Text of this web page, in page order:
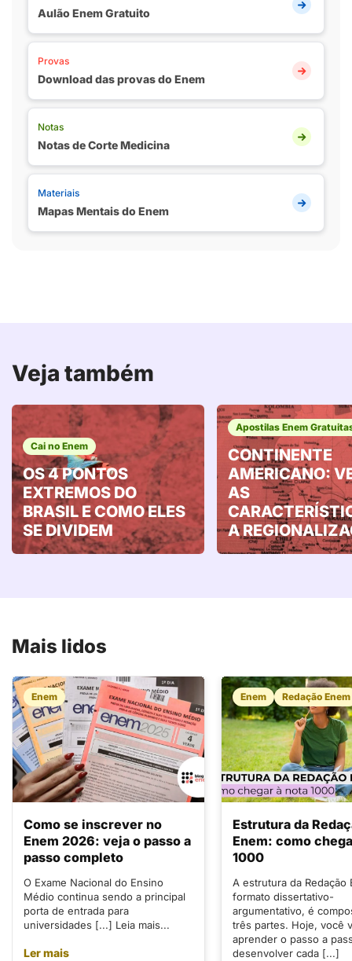
Aulão Enem Gratuito
Provas
Download das provas do Enem
Notas
Notas de Corte Medicina
Materiais
Mapas Mentais do Enem
Veja também
Cai no Enem
OS 4 PONTOS
EXTREMOS DO
BRASIL E COMO ELES
SE DIVIDEM
Apostilas Enem
CONTINENTE
AMERICANO:
AS
A
Mais lidos
Enem
Como se inscrever no
Enem 2026: veja o passo a
passo completo
O Exame Nacional do Ensino
Médio continua sendo a principal
porta de entrada para
universidades [...] Leia mais...
Ler mais
Enem Redação Enem
Estrutura da
Enem: como
1000
A estrutura da Redação
formato dissertativo-
argumentativo, é
três partes. Hoje, você
aprender o passo a
desenvolver cada [...]